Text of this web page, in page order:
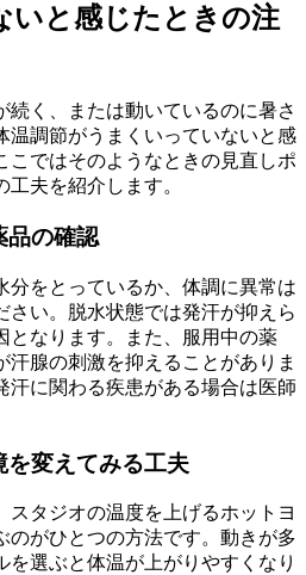
いと感じたときの注
続く、または動いているのに暑さ
温調節がうまくいっていないと感
こではそのようなときの見直しポ
夫を紹介します。
品の確認
分をとっているか、体調に異常は
さい。脱水状態では発汗が抑えら
となります。また、服用中の薬
汗腺の刺激を抑えることがありま
汗に関わる疾患がある場合は医師
を変えてみる工夫
スタジオの温度を上げるホットヨ
のがひとつの方法です。動きが多
を選ぶと体温が上がりやすくなり